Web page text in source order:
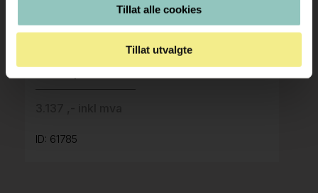
Tillat alle cookies
Tillat utvalgte
2.950 ,- eks mva
ID: 61785